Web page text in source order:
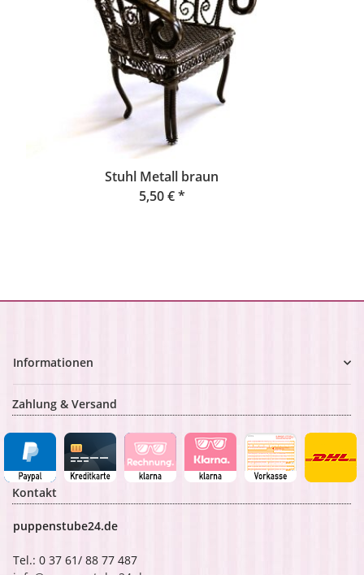
Stuhl Metall braun
5,50 €*
Informationen
Zahlung & Versand
Kontakt
puppenstube24.de
Tel.: 0 37 61/ 88 77 487